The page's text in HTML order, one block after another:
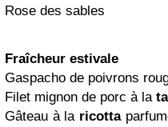
Rose des sables
Fraîcheur estivale
Gaspacho de poivrons
Filet mignon de porc à la
Gâteau à la ricotta